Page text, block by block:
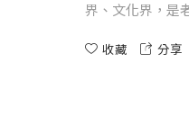
界、文化界，是
作，是名家中的
收藏 分享